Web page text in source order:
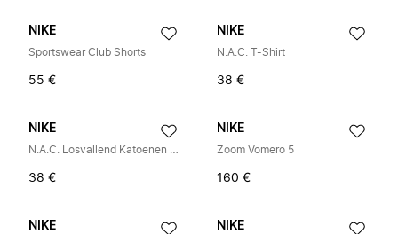
NIKE
Sportswear Club Shorts
55 €
NIKE
N.A.C. T-Shirt
38 €
NIKE
N.A.C. Losvallend Katoenen T-shirt
38 €
NIKE
Zoom Vomero 5
160 €
NIKE NIKE